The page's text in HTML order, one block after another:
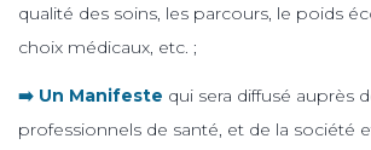
qualité des soins, les parcours, le poids
choix médicaux, etc. ;
➡️ Un Manifeste qui sera diffusé auprès
professionnels de santé, et de la société